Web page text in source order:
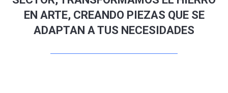
EN ARTE, CREANDO PIEZAS QUE SE
ADAPTAN A TUS NECESIDADES